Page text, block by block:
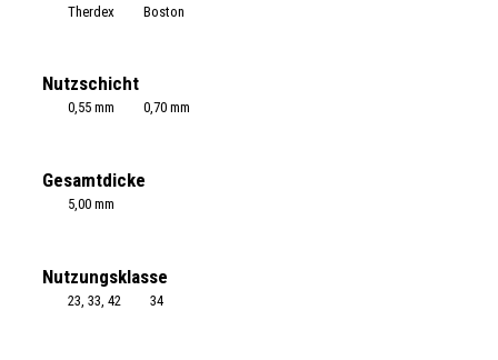
Therdex Boston
Nutzschicht
0,55 mm 0,70 mm
Gesamtdicke
5,00 mm
Nutzungsklasse
23, 33, 42 34